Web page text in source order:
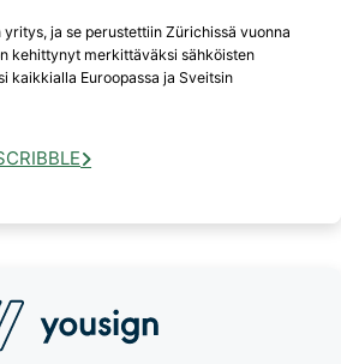
ja se perustettiin Zürichissä vuonna
kehittynyt merkittäväksi sähköisten
kaikkialla Euroopassa ja Sveitsin